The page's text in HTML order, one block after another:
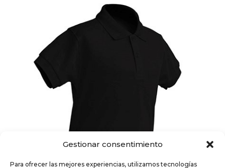
Gestionar consentimiento
Para ofrecer las mejores experiencias, utilizamos tecnologías